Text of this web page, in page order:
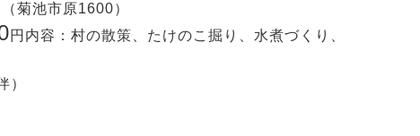
菊池市原1600）
円 内容：村の散策、たけのこ掘り、水煮づくり、
）